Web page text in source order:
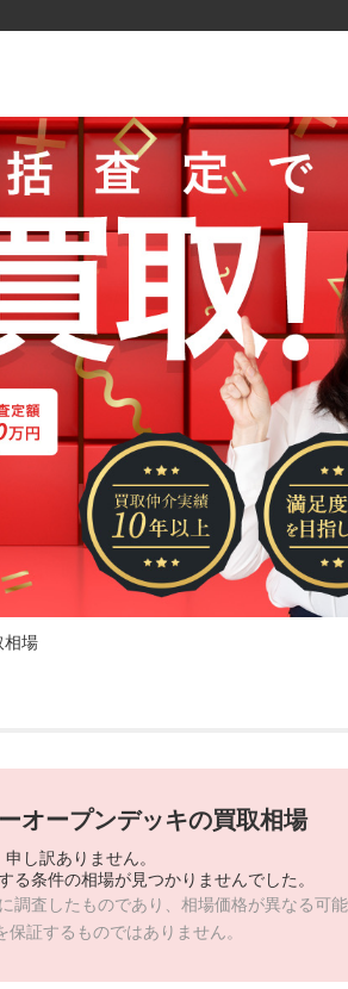
相場
オープンデッキの買取相場
申し訳ありません。
る条件の相場が見つかりませんでした。
調査したものであり、相場価格が異なる可
証するものではありません。